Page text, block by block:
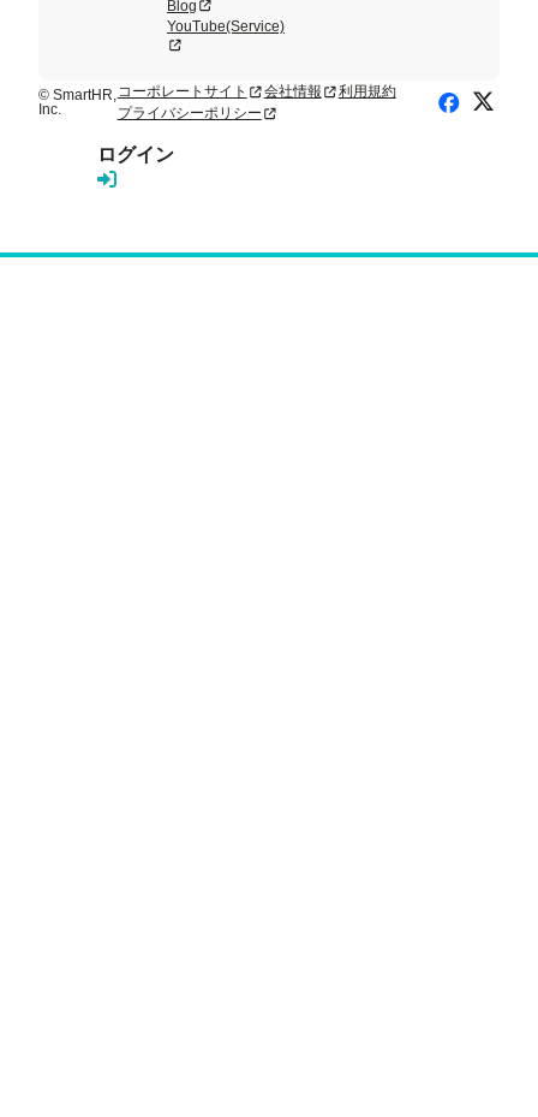
Blog 新規タブまたはウィンドウで開く
YouTube(Service)
新規タブまたはウィンドウで開く
© SmartHR,
Inc.
コーポレートサイト 新規タブまたはウィンドウで開く
会社情報新規タブまたはウィンドウで開く
利用規約
プライバシーポリシー新規タブまたはウィンドウで開くFacebook
X
ログイン